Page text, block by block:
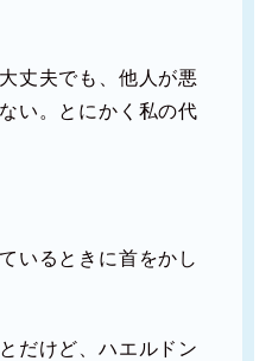
丈夫でも、他人が悪
い。とにかく私の代
いるときに首をかし
だけど、ハエルドン